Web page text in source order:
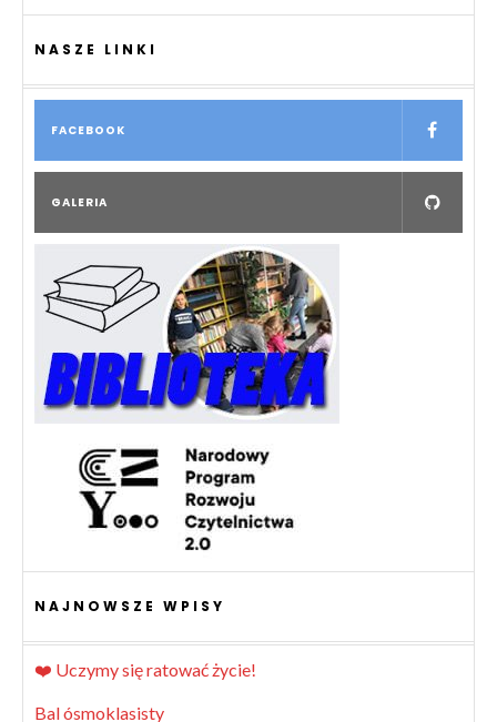
NASZE LINKI
FACEBOOK
GALERIA
NAJNOWSZE WPISY
❤️ Uczymy się ratować życie!
Bal ósmoklasisty